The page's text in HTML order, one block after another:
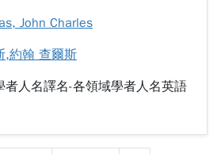
John Charles
,約翰 查爾斯
者人名譯名-各領域學者人名英語